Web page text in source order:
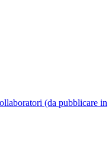
(da pubblicare in